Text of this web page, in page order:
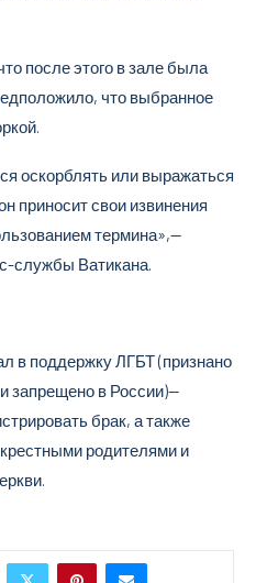
после этого в зале была
что выбранное
оскорблять или выражаться
приносит свои извинения
термина»,—
службы Ватикана.
в поддержку ЛГБТ (признано
запрещено в России)—
брак, а также
родителями и